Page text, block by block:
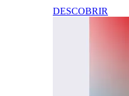
DESCOBRIR